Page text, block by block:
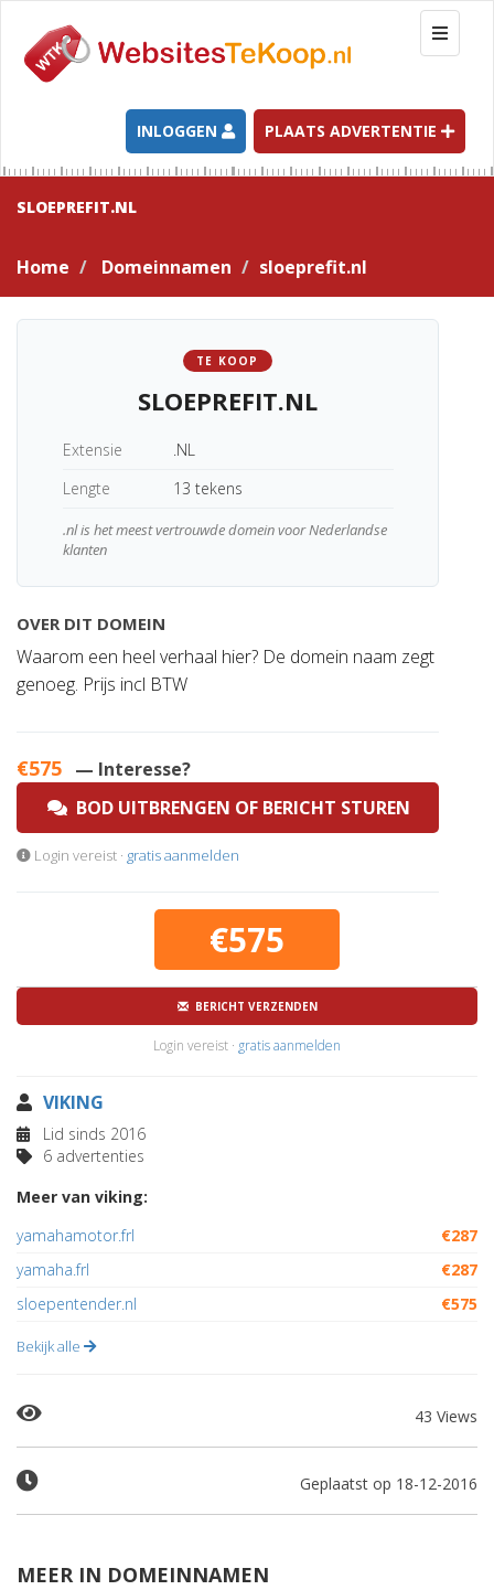
T
o
g
l
e
n
a
t
INLOGGEN PLAATS ADVERTENTIE
SLOEPREFIT.NL
Home Domeinnamen sloeprefit.nl
TE KOOP
SLOEPREFIT.NL
Extensie
.NL
Lengte
13 tekens
.nl is het meest vertrouwde domein voor Nederlandse
klanten
OVER DIT DOMEIN
Waarom een heel verhaal hier? De domein naam zegt
genoeg. Prijs incl BTW
€575 — Interesse?
BOD UITBRENGEN OF BERICHT STUREN
Login vereist · gratis aanmelden
€575
BERICHT VERZENDEN
Login vereist · gratis aanmelden
VIKING
Lid sinds 2016
6 advertenties
Meer van viking:
yamahamotor.frl
€287
yamaha.frl
€287
sloepentender.nl
€575
Bekijk alle
43 Views
Geplaatst op 18-12-2016
MEER IN DOMEINNAMEN